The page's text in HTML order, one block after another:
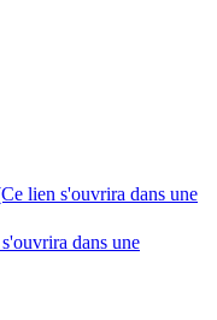
lien s'ouvrira dans une
dans une